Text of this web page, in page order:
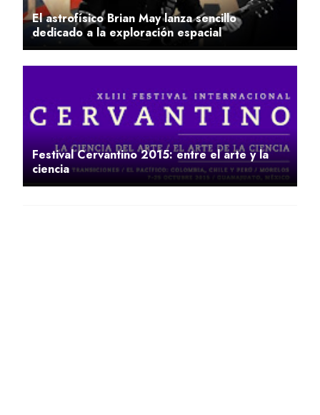
El astrofísico Brian May lanza sencillo
dedicado a la exploración espacial
Festival Cervantino 2015: entre el arte y la
ciencia